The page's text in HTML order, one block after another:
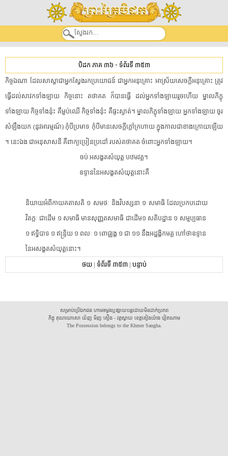
បិដក ភាគ ៣៦ - ទំព័រទី ៣៥៣
​កិច្ច​ឯណា​ ​ដែល​សាស្តា​ជា​អ្នក​ស្វែងរក​ប្រយោជន៍​ ​ជា​អ្នក​អនុគ្រោះ​ ​អាស្រ័យ​សេចក្តី​អនុគ្រោះ​ ​ត្រូវ​
ធ្វើ​ដល់​សាវក​ទាំងឡាយ​ ​កិច្ច​នោះ​ ​តថាគត​ ​ក៏បាន​ធ្វើ​ ​ដល់​អ្នក​ទាំងឡាយ​រួចហើយ​ ​ម្នាល​ភិក្ខុ​
ទាំងឡាយ​ ​កិច្ច​ទាំង​នុ៎ះ​ ​គឺ​ម្លប់ឈើ​ ​កិច្ច​ទាំង​នុ៎ះ​ ​គឺ​ផ្ទះ​ស្ងាត់​។​ ​ម្នាល​ភិក្ខុ​ទាំងឡាយ​ ​អ្នក​ទាំងឡាយ​ ​ចូរ​
សំឡឹង​យក​ ​(​នូវ​អារម្មណ៍​)​ ​កុំបី​ប្រមាទ​ ​កុំបី​មាន​សេចក្តី​ក្តៅក្រហាយ​ ​ក្នុង​កាល​ជា​ខាងក្រោយ​ឡើយ​
។​ ​នេះឯង​ ​ជា​អនុសាសនី​ ​គឺ​ពាក្យ​ប្រៀនប្រដៅ​ ​របស់​តថាគត​ ​ចំពោះ​អ្នក​ទាំងឡាយ​។​
​ចប់​ ​អសង្ខត​សំយុត្ត​ ​បឋម​វគ្គ​។​
​ឧទ្ទាន​នៃ​អសង្ខត​សំយុត្ត​នោះ​គឺ​
​និយាយ​អំពី​កាយគតាសតិ​ ​១​ ​សមថៈ​ ​និង​វិបស្សនា​ ​១​ ​សមាធិ​ ​ដែល​ប្រកបដោយ​
វិតក្កៈ​ ​ជាដើម​ ​១​ ​សមាធិ​ ​មាន​សុញ្ញ​ត​សមាធិ​ ​ជាដើម១​ ​សតិបដ្ឋាន​ ​១​ ​សម្ម​ប្ប​ធាន​ ​
១​ ​ឥទ្ធិបាទ​ ​១​ ​ឥន្រ្ទិយ​ ​១​ ​ពលៈ​ ​១​ ​ពោជ្ឈង្គ​ ​១​ ​ជា​ ​១១​ ​នឹង​អដ្ឋង្គិក​មគ្គ​ ​ហៅថា​ឧទ្ទាន​ ​
នៃ​អសង្ខត​សំយុត្ត​នោះ​។
ថយ| ទំព័រទី ៣៥៣| បន្ទាប់
សម្រាប់ប្រើឯកជន ហាមចម្លងឬផ្សាយបន្តដោយមិនដាក់ប្រភព
ភិក្ខុ គុណឃោសោ យ័ញ មិញ គឿង - វត្តស្វាយ ខេត្តគៀងយ៉ាង វៀតណាម
The Possession belongs to the Khmer Sangha.